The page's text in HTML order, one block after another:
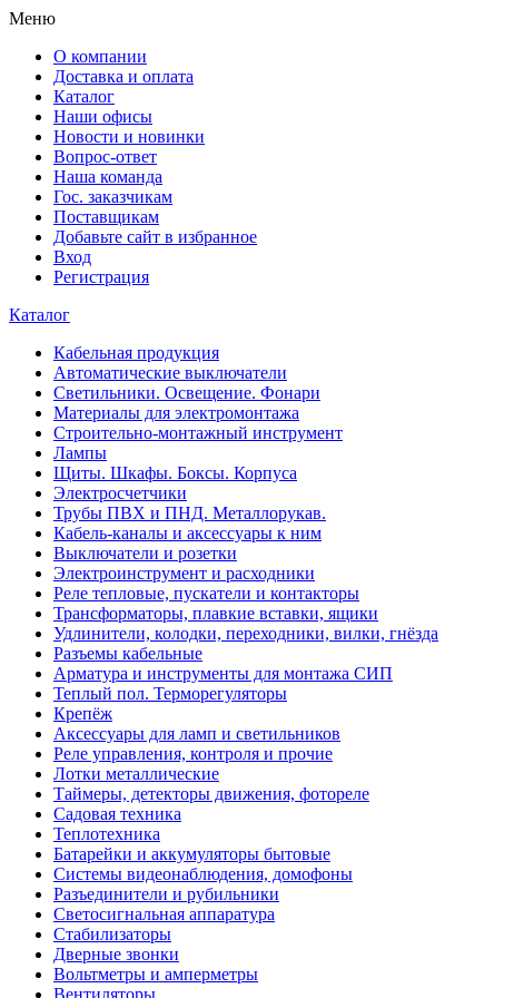
Меню
О компании
Доставка и оплата
Каталог
Наши офисы
Новости и новинки
Вопрос-ответ
Наша команда
Гос. заказчикам
Поставщикам
Добавьте сайт в избранное
Вход
Регистрация
Каталог
Кабельная продукция
Автоматические выключатели
Светильники. Освещение. Фонари
Материалы для электромонтажа
Строительно-монтажный инструмент
Лампы
Щиты. Шкафы. Боксы. Корпуса
Электросчетчики
Трубы ПВХ и ПНД. Металлорукав.
Кабель-каналы и аксессуары к ним
Выключатели и розетки
Электроинструмент и расходники
Реле тепловые, пускатели и контакторы
Трансформаторы, плавкие вставки, ящики
Удлинители, колодки, переходники, вилки, гнёзда
Разъемы кабельные
Арматура и инструменты для монтажа СИП
Теплый пол. Терморегуляторы
Крепёж
Аксессуары для ламп и светильников
Реле управления, контроля и прочие
Лотки металлические
Таймеры, детекторы движения, фотореле
Садовая техника
Теплотехника
Батарейки и аккумуляторы бытовые
Системы видеонаблюдения, домофоны
Разъединители и рубильники
Светосигнальная аппаратура
Стабилизаторы
Дверные звонки
Вольтметры и амперметры
Вентиляторы